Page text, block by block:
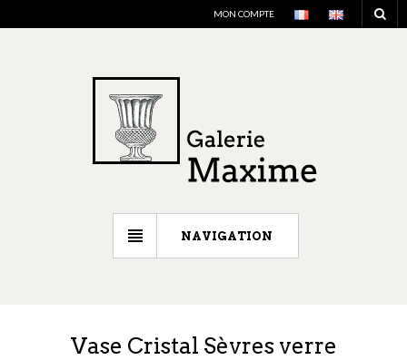
MON COMPTE
NAVIGATION
Vase Cristal Sèvres verre